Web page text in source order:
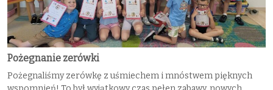
Pożegnanie zerówki
Pożegnaliśmy zerówkę z uśmiechem i mnóstwem pięknych